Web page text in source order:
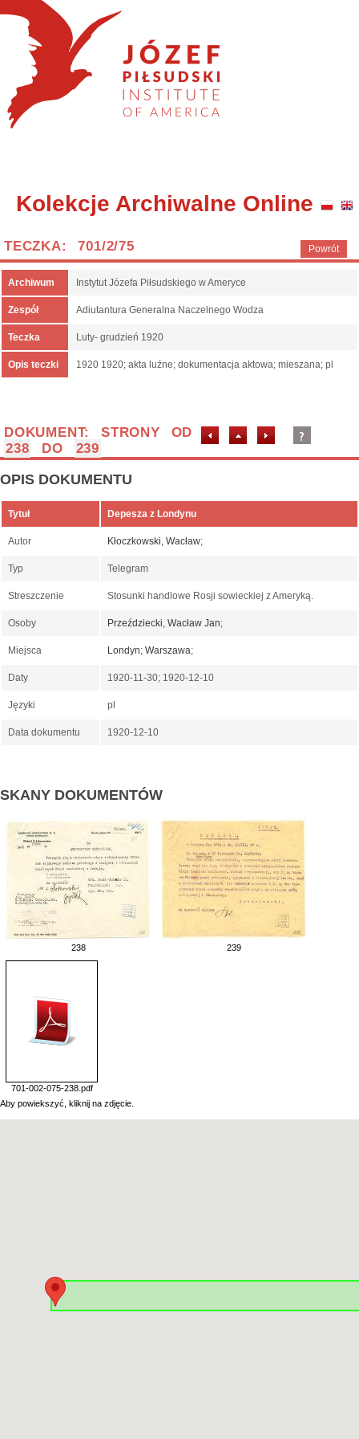
Kolekcje Archiwalne Online
Powrót
TECZKA: 701/2/75
Archiwum Instytut Józefa Piłsudskiego w Ameryce
Zespół Adiutantura Generalna Naczelnego Wodza
Teczka Luty- grudzień 1920
Opis teczki 1920 1920; akta luźne; dokumentacja aktowa; mieszana; pl
DOKUMENT: STRONY OD
238
DO 239
OPIS DOKUMENTU
Tytuł Depesza z Londynu
Autor Kłoczkowski, Wacław;
Typ Telegram
Streszczenie Stosunki handlowe Rosji sowieckiej z Ameryką.
Osoby Przeździecki, Wacław Jan;
Miejsca Londyn; Warszawa;
Daty 1920-11-30; 1920-12-10
Języki pl
Data dokumentu 1920-12-10
SKANY DOKUMENTÓW
238 239
701-002-075-238.pdf
Aby powiekszyć, kliknij na zdjęcie.